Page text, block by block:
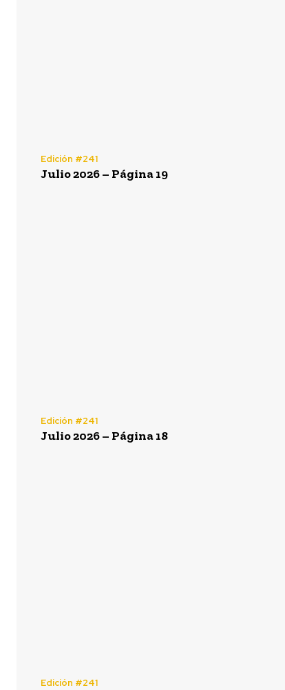
Edición #241
Julio 2026 – Página 19
Edición #241
Julio 2026 – Página 18
Edición #241